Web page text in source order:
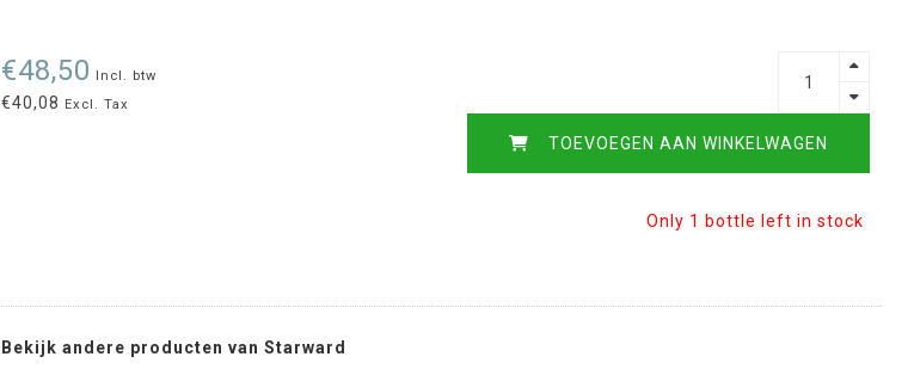
€48,50 Incl. btw
€40,08 Excl. Tax
TOEVOEGEN AAN WINKELWAGEN
Only 1 bottle left in stock
Bekijk andere producten van Starward